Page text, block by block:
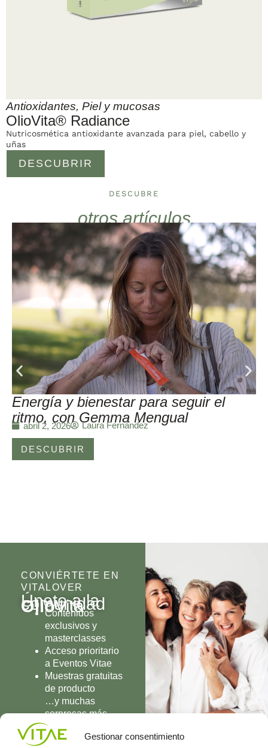
Gestionar consentimiento
Antioxidantes, Piel y mucosas
OlioVita® Radiance
DESCUBRIR
Nutricosmética antioxidante avanzada para piel, cabello y
uñas
DESCUBRE
otros artículos
Energía y bienestar para seguir el
ritmo, con Gemma Mengual
abril 2, 2026 Laura Fernández
DESCUBRIR
CONVIÉRTETE EN
VITALOVER
Únete a la
comunidad
OlioVita
Contenidos
exclusivos y
masterclasses
Acceso prioritario
a Eventos Vitae
Muestras gratuitas
de producto
…y muchas
sorpresas más
UNIRME